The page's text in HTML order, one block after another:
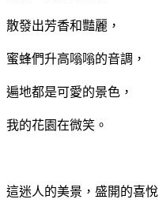
散發出芳香和豔麗，
蜜蜂們升高嗡嗡的音調，
遍地都是可愛的景色，
我的花園在微笑。
這迷人的美景，盛開的喜悅